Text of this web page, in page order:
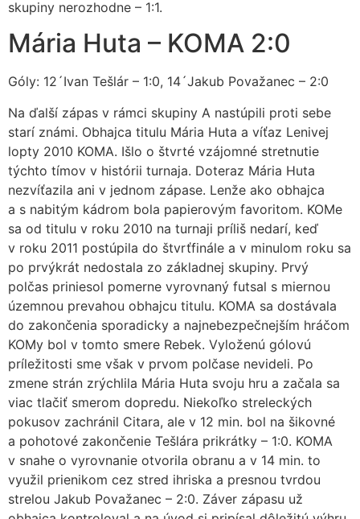
skupiny nerozhodne – 1:1.
Mária Huta – KOMA 2:0
Góly: 12´Ivan Tešlár – 1:0, 14´Jakub Považanec – 2:0
Na ďalší zápas v rámci skupiny A nastúpili proti sebe
starí známi. Obhajca titulu Mária Huta a víťaz Lenivej
lopty 2010 KOMA. Išlo o štvrté vzájomné stretnutie
týchto tímov v histórii turnaja. Doteraz Mária Huta
nezvíťazila ani v jednom zápase. Lenže ako obhajca
a s nabitým kádrom bola papierovým favoritom. KOMe
sa od titulu v roku 2010 na turnaji príliš nedarí, keď
v roku 2011 postúpila do štvrťfinále a v minulom roku sa
po prvýkrát nedostala zo základnej skupiny. Prvý
polčas priniesol pomerne vyrovnaný futsal s miernou
územnou prevahou obhajcu titulu. KOMA sa dostávala
do zakončenia sporadicky a najnebezpečnejším hráčom
KOMy bol v tomto smere Rebek. Vyloženú gólovú
príležitosti sme však v prvom polčase nevideli. Po
zmene strán zrýchlila Mária Huta svoju hru a začala sa
viac tlačiť smerom dopredu. Niekoľko streleckých
pokusov zachránil Citara, ale v 12 min. bol na šikovné
a pohotové zakončenie Tešlára prikrátky – 1:0. KOMA
v snahe o vyrovnanie otvorila obranu a v 14 min. to
využil prienikom cez stred ihriska a presnou tvrdou
strelou Jakub Považanec – 2:0. Záver zápasu už